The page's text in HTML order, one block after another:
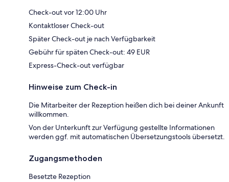
Check-out vor 12:00 Uhr
Kontaktloser Check-out
Später Check-out je nach Verfügbarkeit
Gebühr für späten Check-out: 49 EUR
Express-Check-out verfügbar
Hinweise zum Check-in
Die Mitarbeiter der Rezeption heißen dich bei deiner Ankunft
willkommen.
Von der Unterkunft zur Verfügung gestellte Informationen
werden ggf. mit automatischen Übersetzungstools übersetzt.
Zugangsmethoden
Besetzte Rezeption